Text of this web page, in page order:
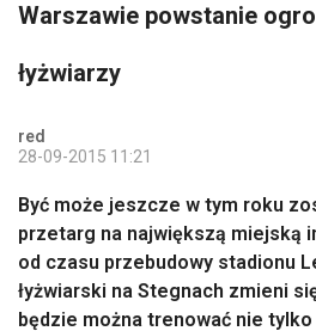
Warszawie powstanie
łyżwiarzy
red
28-09-2015 11:21
Być może jeszcze w tym roku
przetarg na największą miejską
od czasu przebudowy stadionu
łyżwiarski na Stegnach zmieni
będzie można trenować nie